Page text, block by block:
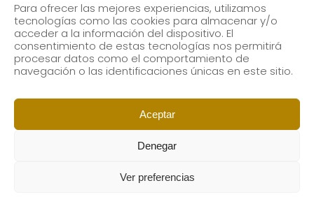
Para ofrecer las mejores experiencias, utilizamos
tecnologías como las cookies para almacenar y/o
acceder a la información del dispositivo. El
consentimiento de estas tecnologías nos permitirá
procesar datos como el comportamiento de
navegación o las identificaciones únicas en este sitio.
Aceptar
Denegar
Ver preferencias
Subscribe to our newsletter to receive our news by
email.